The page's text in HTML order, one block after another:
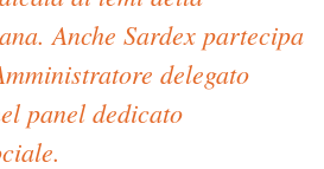
Anche Sardex partecipa
delegato
panel dedicato